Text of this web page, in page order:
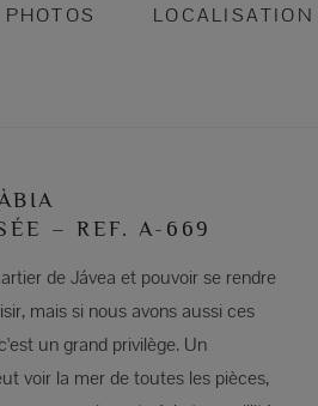
PHOTOS LOCALISATION
– REF. A-669
de Jávea et pouvoir se rendre
mais si nous avons aussi ces
un grand privilège. Un
voir la mer de toutes les pièces,